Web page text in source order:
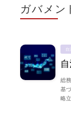
ガバメン
自
総
基
略